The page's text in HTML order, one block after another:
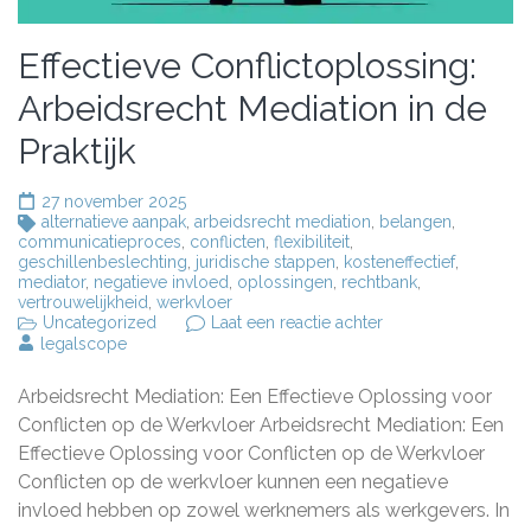
Effectieve Conflictoplossing:
Arbeidsrecht Mediation in de
Praktijk
27 november 2025
alternatieve aanpak arbeidsrecht mediation belangen
communicatieproces conflicten flexibiliteit
geschillenbeslechting juridische stappen kosteneffectief,
mediator, negatieve invloed oplossingen rechtbank
vertrouwelijkheid werkvloer
Uncategorized
Laat een reactie achterop
Mediation
in
de
Praktijk
legalscope
Arbeidsrecht Mediation: Een Effectieve Oplossing voor
Conflicten op de Werkvloer Arbeidsrecht Mediation: Een
Effectieve Oplossing voor Conflicten op de Werkvloer
Conflicten op de werkvloer kunnen een negatieve
invloed hebben op zowel werknemers als werkgevers. In